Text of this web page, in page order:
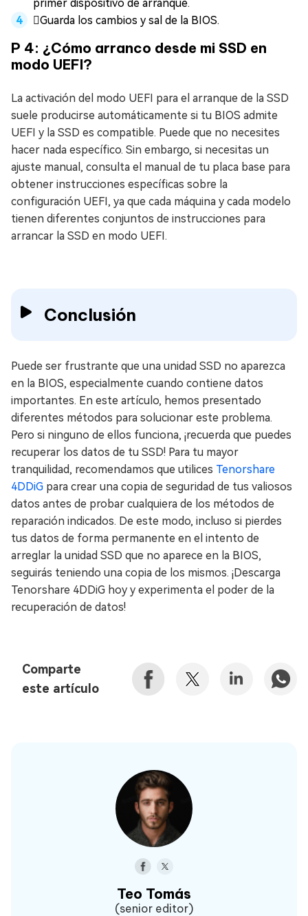
primer dispositivo de arranque.
Guarda los cambios y sal de la BIOS.
P 4: ¿Cómo arranco desde mi SSD en
modo UEFI?
La activación del modo UEFI para el arranque de la SSD
suele producirse automáticamente si tu BIOS admite
UEFI y la SSD es compatible. Puede que no necesites
hacer nada específico. Sin embargo, si necesitas un
ajuste manual, consulta el manual de tu placa base para
obtener instrucciones específicas sobre la
configuración UEFI, ya que cada máquina y cada modelo
tienen diferentes conjuntos de instrucciones para
arrancar la SSD en modo UEFI.
Conclusión
Puede ser frustrante que una unidad SSD no aparezca
en la BIOS, especialmente cuando contiene datos
importantes. En este artículo, hemos presentado
diferentes métodos para solucionar este problema.
Pero si ninguno de ellos funciona, ¡recuerda que puedes
recuperar los datos de tu SSD! Para tu mayor
tranquilidad, recomendamos que utilices Tenorshare
4DDiG para crear una copia de seguridad de tus valiosos
datos antes de probar cualquiera de los métodos de
reparación indicados. De este modo, incluso si pierdes
tus datos de forma permanente en el intento de
arreglar la unidad SSD que no aparece en la BIOS,
seguirás teniendo una copia de los mismos. ¡Descarga
Tenorshare 4DDiG hoy y experimenta el poder de la
recuperación de datos!
Comparte
este artículo
Teo Tomás
(senior editor)